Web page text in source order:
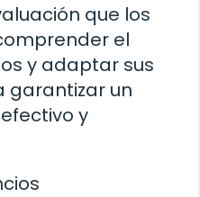
que los
el
y adaptar sus
garantizar un
y